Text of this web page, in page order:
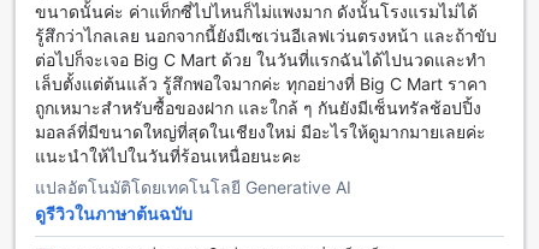
สิ่งอำนวยความสะดวกในห้องพักที่คุ้มพญา รีสอร์ต แอนด์ สปา บูทิก
คอลเลกชัน
คุ้มพญา รีสอร์ต แอนด์ สปา บูทิก คอลเลกชัน มีสิ่งอำนวยความ
สะดวกที่ห้องพักที่ทำให้คุณรู้สึกสะดวกสบายตลอดการเข้าพักของ
คุณ ห้องพักทุกห้องมีระบบปรับอากาศเพื่อให้คุณสามารถควบคุม
อุณหภูมิในห้องได้ตามความต้องการของคุณ นอกจากนี้ยังมีเสื้อผ้า
คลุมอาบน้ำ, เครื่องเป่าผม, โทรทัศน์, มินิบาร์, ระเบียง/ระเบียง,
ทีวีดาวเทียม/เคเบิลทีวี, ตู้เย็น, และเตาไฟในห้องพักเพื่อให้คุณมี
ความอบอุ่นในช่วงเย็นเย็น
ขนาดนั้นค่ะ ค่าแท็กซี่ไปไหนก็ไม่แพงมาก ดังนั้นโรงแรมไม่ได้
รู้สึกว่าไกลเลย นอกจากนี้ยังมีเซเว่นอีเลฟเว่นตรงหน้า และถ้าขับ
ต่อไปก็จะเจอ Big C Mart ด้วย ในวันที่แรกฉันได้ไปนวดและทำ
เล็บตั้งแต่ต้นแล้ว รู้สึกพอใจมากค่ะ ทุกอย่างที่ Big C Mart ราคา
ถูกเหมาะสำหรับซื้อของฝาก และใกล้ ๆ กันยังมีเซ็นทรัลช้อปปิ้ง
มอลล์ที่มีขนาดใหญ่ที่สุดในเชียงใหม่ มีอะไรให้ดูมากมายเลยค่ะ
แนะนำให้ไปในวันที่ร้อนเหนื่อยนะคะ
แปลอัตโนมัติโดยเทคโนโลยี Generative AI
ดูรีวิวในภาษาต้นฉบับ